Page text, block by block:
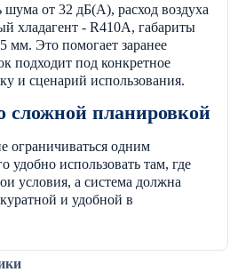
от 32 дБ(А), расход воздуха
хладагент - R410A, габариты
мм. Это помогает заранее
подходит под конкретное
и сценарий использования.
сложной планировкой
ограничиваться одним
удобно использовать там, где
условия, а система должна
и удобной в